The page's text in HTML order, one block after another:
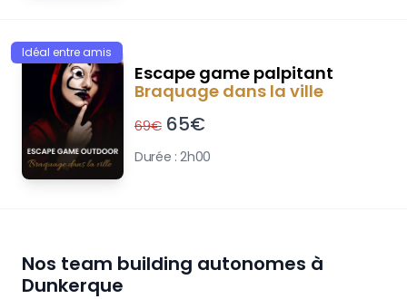
Idéal entre amis
Escape game palpitant
Braquage dans la ville
69€ 65€
Durée :2h00
Nos team building autonomes à
Dunkerque